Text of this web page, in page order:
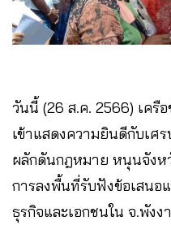
วันนี้ (26 ส.ค. 2566) เครื
เข้าแสดงความยินดีกับเศ
ผลักดันกฎหมาย หนุนจังห
การลงพื้นที่รับฟังข้อเสนอ
ธุรกิจและเอกชนใน จ.พังงา